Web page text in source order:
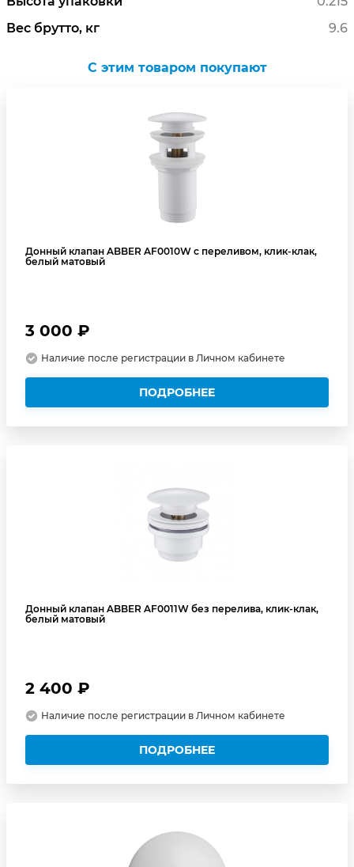
Вес брутто, кг
9.6
C этим товаром покупают
Донный клапан ABBER AF0010W с переливом, клик-клак,
белый матовый
3 000 ₽
Наличие после регистрации в Личном кабинете
ПОДРОБНЕЕ
Донный клапан ABBER AF0011W без перелива, клик-клак,
белый матовый
2 400 ₽
Наличие после регистрации в Личном кабинете
ПОДРОБНЕЕ